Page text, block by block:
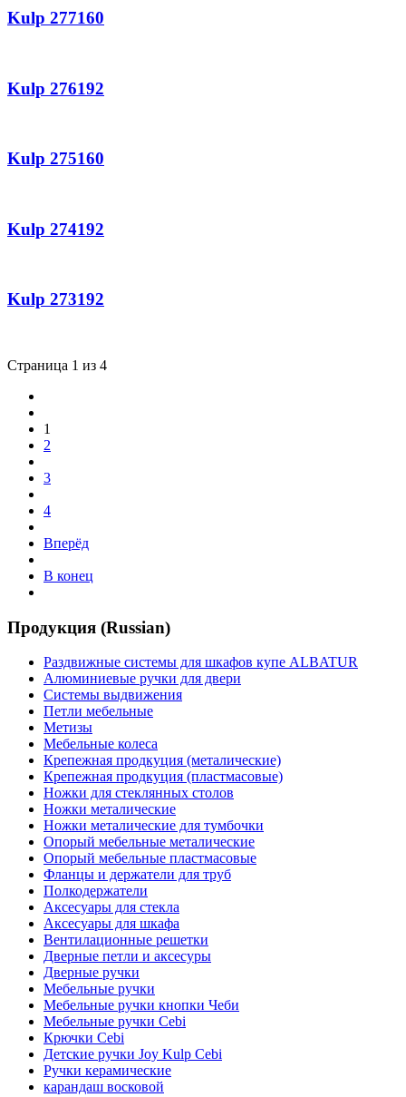
Kulp 277160
Kulp 276192
Kulp 275160
Kulp 274192
Kulp 273192
Страница 1 из 4
1
2
3
4
Вперёд
В конец
Продукция (Russian)
Раздвижные системы для шкафов купе ALBATUR
Алюминиевые ручки для двери
Системы выдвижения
Петли мебельные
Метизы
Мебельные колеса
Крепежная продкуция (металические)
Крепежная продкуция (пластмасовые)
Ножки‏ металические
Ножки‏ металические для тумбочки
Полкодержатели
Аксесуары для стекла
Аксесуары для шкафа
Вентилационные решетки
Дверные петли и аксесуры
Дверные ручки
Мебельные ручки
Мебельные ручки кнопки Чеби
Мебельные ручки Cebi
Крючки Cebi
Детские ручки Joy Kulp Cebi
Ручки керамические
карандаш восковой